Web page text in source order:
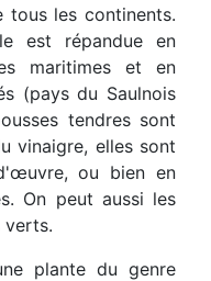
tous les continents.
est répandue en
maritimes et en
(pays du Saulnois
tendres sont
vinaigre, elles sont
ou bien en
On peut aussi les
verts.
plante du genre